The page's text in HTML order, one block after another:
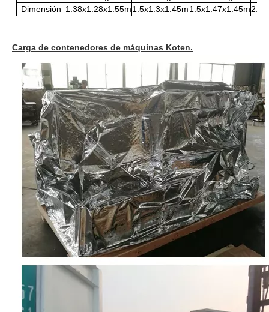
Dimensión 1.38x1.28x1.55m1.5x1.3x1.45m1.5x1.47x1.45m
Carga de contenedores de máquinas Koten.